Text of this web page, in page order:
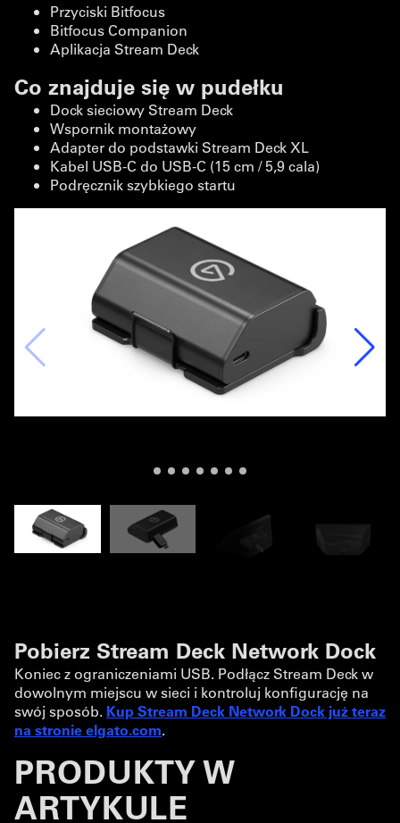
Przyciski Bitfocus
Bitfocus Companion
Aplikacja Stream Deck
Co znajduje się w pudełku
Dock sieciowy Stream Deck
Wspornik montażowy
Adapter do podstawki Stream Deck XL
Kabel USB-C do USB-C (15 cm / 5,9 cala)
Podręcznik szybkiego startu
Pobierz Stream Deck Network Dock
Koniec z ograniczeniami USB. Podłącz Stream Deck w
dowolnym miejscu w sieci i kontroluj konfigurację na
swój sposób. Kup Stream Deck Network Dock już teraz
na stronie elgato.com.
PRODUKTY W
ARTYKULE